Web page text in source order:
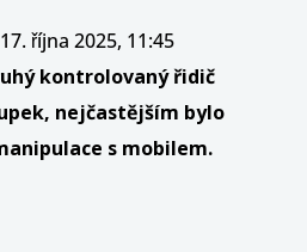
17. října 2025, 11:45
kontrolovaný řidič
nejčastějším bylo
s mobilem.